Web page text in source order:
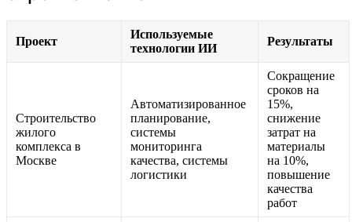
Проект
Используемые
технологии ИИ
Результаты
Строительство
жилого
комплекса в
Москве
Автоматизированное
планирование,
системы
мониторинга
качества, системы
логистики
Сокращение
сроков на
15%,
снижение
затрат на
материалы
на 10%,
повышение
качества
работ